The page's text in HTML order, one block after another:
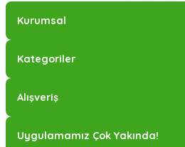
Kurumsal
Kategoriler
Alışveriş
Uygulamamız Çok Yakında!